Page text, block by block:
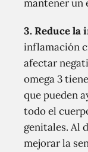
mantener un
3. Reduce la
inflamación
afectar
omega 3
que pueden
todo el
genitales. Al
mejorar la